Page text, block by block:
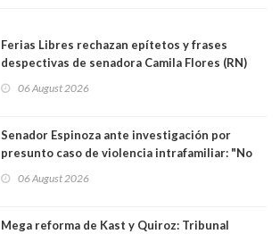
Ferias Libres rechazan epítetos y frases
despectivas de senadora Camila Flores (RN)
06 August 2026
Senador Espinoza ante investigación por
presunto caso de violencia intrafamiliar: "No
antecedentes a Tribunal Supremo
06 August 2026
Mega reforma de Kast y Quiroz: Tribunal